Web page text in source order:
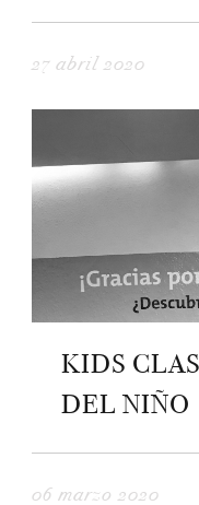
27 abril 2020
KIDS
DEL NIÑO
06 marzo 2020